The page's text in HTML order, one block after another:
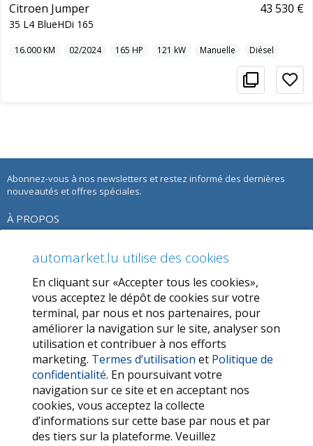
Citroen Jumper
35 L4 BlueHDi 165
43 530 €
16.000KM 02/2024 165 HP 121 kW Manuelle Diésel
automarket.lu utilise des cookies
En cliquant sur «Accepter tous les cookies»,
vous acceptez le dépôt de cookies sur votre
terminal, par nous et nos partenaires, pour
améliorer la navigation sur le site, analyser son
utilisation et contribuer à nos efforts
marketing. Termes d’utilisation et Politique de
confidentialité. En poursuivant votre
navigation sur ce site et en acceptant nos
cookies, vous acceptez la collecte
d’informations sur cette base par nous et par
des tiers sur la plateforme. Veuillez
Abonnez-vous à nos newsletters et restez informé des dernières
nouveautés et offres spéciales.
À PROPOS
Termes d’utilisation
Politique de confidentialité
SERVICES
Contactez-nous
Mes favoris
Cookie